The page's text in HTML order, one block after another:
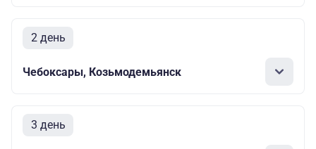
2 день
Чебоксары, Козьмодемьянск
3 день